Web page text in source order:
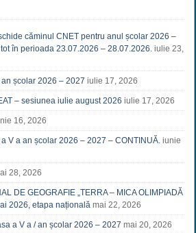
căminul CNET pentru anul școlar 2026 –
în perioada 23.07.2026 – 28.07.2026. iulie 23,
școlar 2026 – 2027 iulie 17, 2026
– sesiunea iulie august 2026 iulie 17, 2026
16, 2026
V a an școlar 2026 – 2027 – CONTINUĂ. iunie
28, 2026
DE GEOGRAFIE „TERRA – MICA OLIMPIADĂ
2026, etapa națională mai 22, 2026
a V a / an școlar 2026 – 2027 mai 20, 2026